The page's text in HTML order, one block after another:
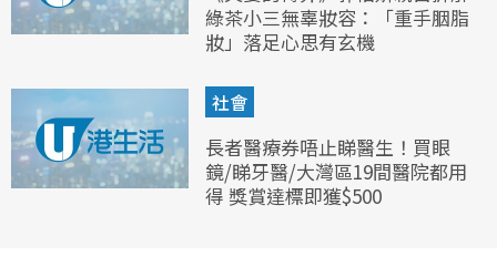
綠茶小三無辜妝容：「重手胭脂
妝」落足心思有玄機
社會
長者醫療券唔止睇醫生！買眼
鏡/睇牙醫/大灣區19間醫院都用
得 獎賞達標即獲$500